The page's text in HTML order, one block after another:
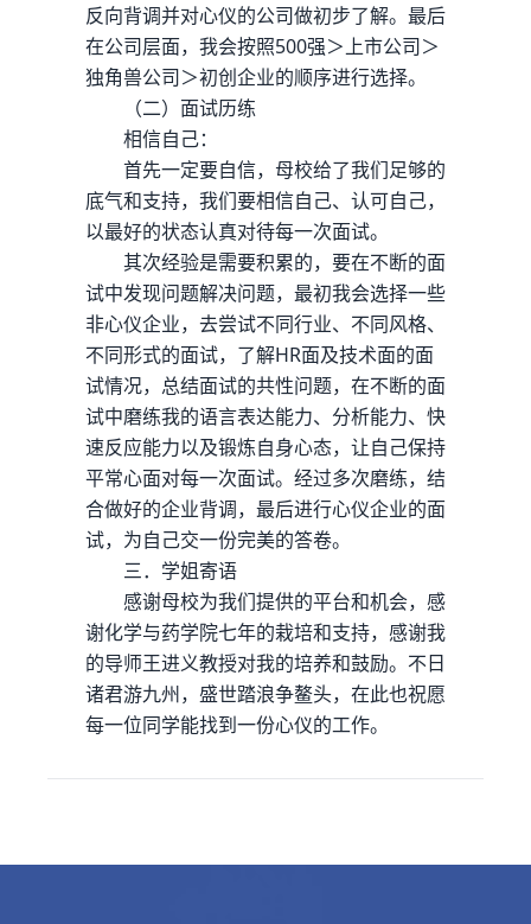
反向背调并对心仪的公司做初步了解。最后
在公司层面，我会按照500强＞上市公司＞
独角兽公司＞初创企业的顺序进行选择。
（二）面试历练
相信自己：
首先一定要自信，母校给了我们足够的
底气和支持，我们要相信自己、认可自己，
以最好的状态认真对待每一次面试。
其次经验是需要积累的，要在不断的面
试中发现问题解决问题，最初我会选择一些
非心仪企业，去尝试不同行业、不同风格、
不同形式的面试，了解HR面及技术面的面
试情况，总结面试的共性问题，在不断的面
试中磨练我的语言表达能力、分析能力、快
速反应能力以及锻炼自身心态，让自己保持
平常心面对每一次面试。经过多次磨练，结
合做好的企业背调，最后进行心仪企业的面
试，为自己交一份完美的答卷。
三．学姐寄语
感谢母校为我们提供的平台和机会，感
谢化学与药学院七年的栽培和支持，感谢我
的导师王进义教授对我的培养和鼓励。不日
诸君游九州，盛世踏浪争鳌头，在此也祝愿
每一位同学能找到一份心仪的工作。